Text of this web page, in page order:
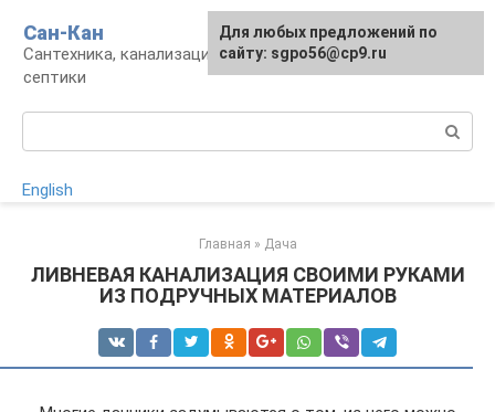
контенту
Сан-Кан
Сантехника, канализация, водопровод,
септики
English
Главная » Дача
ЛИВНЕВАЯ КАНАЛИЗАЦИЯ СВОИМИ РУКАМИ
ИЗ ПОДРУЧНЫХ МАТЕРИАЛОВ
Для любых предложений по
сайту: sgpo56@cp9.ru